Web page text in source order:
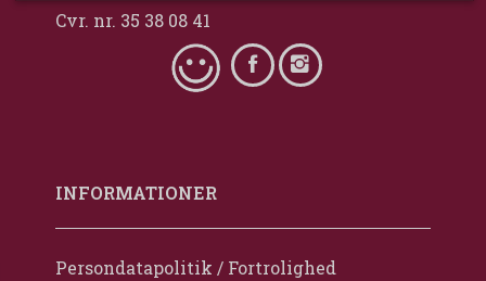
Cvr. nr. 35 38 08 41
INFORMATIONER
Persondatapolitik / Fortrolighed